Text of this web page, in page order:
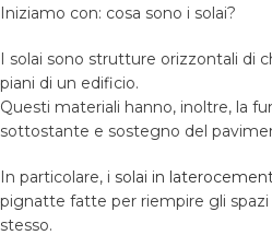
Iniziamo con: cosa sono i solai?
I solai sono strutture orizzontali di
piani di un edificio.
Questi materiali hanno, inoltre, la
sottostante e sostegno del
In particolare, i solai in
pignatte fatte per riempire gli
stesso.